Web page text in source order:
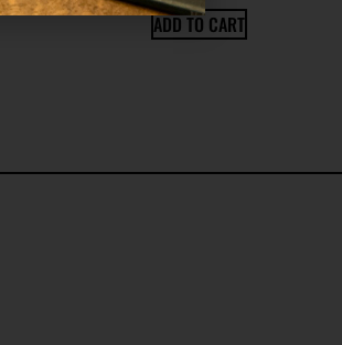
ADD TO CART